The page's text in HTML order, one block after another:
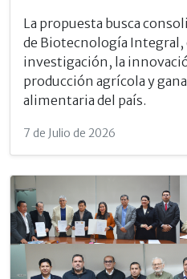
La propuesta busca
de Biotecnología
investigación, la
producción agrícola y
alimentaria del país.
7 de Julio de 2026